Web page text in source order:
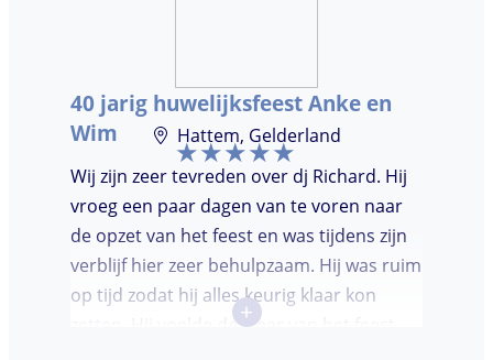
moest worden. Er was de mogelijkheid om
verzoeknummers aan te vragen.
40 jarig huwelijksfeest Anke en
Wim
Hattem, Gelderland
Wij zijn zeer tevreden over dj Richard. Hij
vroeg een paar dagen van te voren naar
de opzet van het feest en was tijdens zijn
verblijf hier zeer behulpzaam. Hij was ruim
op tijd zodat hij alles keurig klaar kon
zetten. Hij voelde de sfeer van het feest
+